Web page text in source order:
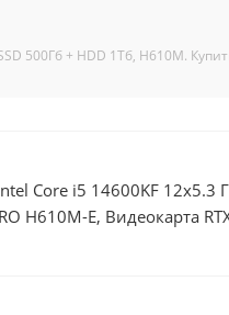
500Гб + HDD 1Тб, H610M.
Core i5 14600KF 12x5.3
H610M-E, Видеокарта
HDD 1Тб, БП 600Вт